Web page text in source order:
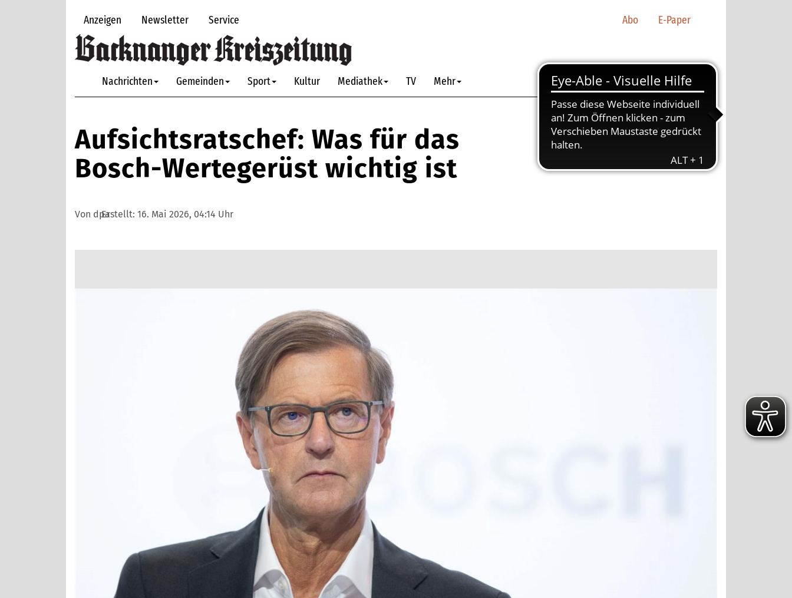
Anzeigen Newsletter Service Abo E-Paper
Nachrichten Gemeinden Sport Kultur Mediathek TV Mehr
Aufsichtsratschef: Was für das
Bosch-Wertegerüst wichtig ist
Von dpaErstellt: 16. Mai 2026, 04:14 Uhr